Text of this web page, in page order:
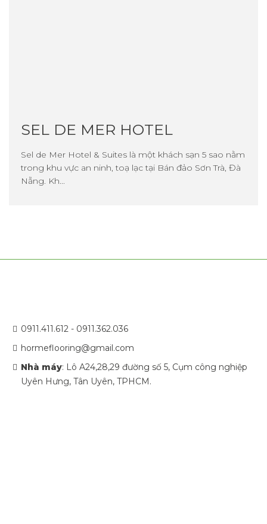
SEL DE MER HOTEL
Sel de Mer Hotel & Suites là một khách sạn 5 sao nằm
trong khu vực an ninh, toạ lạc tại Bán đảo Sơn Trà, Đà
Nẵng. Kh...
0911.411.612 - 0911.362.036
hormeflooring@gmail.com
Nhà máy: Lô A24,28,29 đường số 5, Cụm công nghiệp
Uyên Hưng, Tân Uyên, TPHCM.